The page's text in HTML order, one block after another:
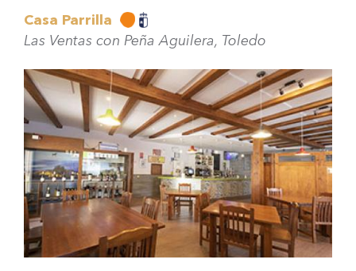
Casa Parrilla
Las Ventas con Peña Aguilera, Toledo